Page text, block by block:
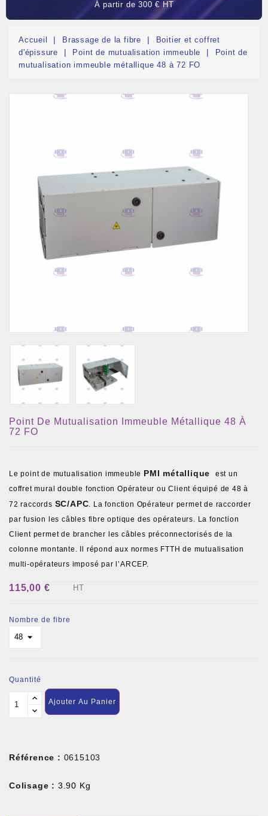
À partir de 300 € HT
Accueil Brassage de la fibre
Boitier et coffret
d'épissure
Point de mutualisation immeuble
Point de
mutualisation immeuble métallique 48 à 72 FO
Point De Mutualisation Immeuble Métallique 48 À
72 FO
Le point de mutualisation immeuble PMI métallique
est un
coffret mural double fonction Opérateur ou Client équipé de 48 à
72 raccords SC/APC. La fonction Opérateur permet de raccorder
par fusion les câbles fibre optique des opérateurs. La fonction
Client permet de brancher les câbles préconnectorisés de la
colonne montante. Il répond aux normes FTTH de mutualisation
multi-opérateurs imposé par l’ARCEP.
115,00 € HT
Nombre de fibre
Quantité
Ajouter Au Panier
Référence : 0615103
Colisage : 3.90 Kg